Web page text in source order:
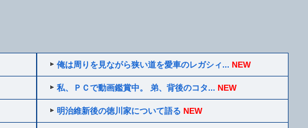
俺は周りを見ながら狭い道を愛車のレガシィ... NEW
私、ＰＣで動画鑑賞中。 弟、背後のコタ... NEW
明治維新後の徳川家について語る NEW